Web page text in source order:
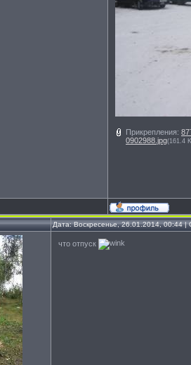
Прикрепления:
0902988.jpg(161.4
Дата: Воскресенье, 26.01.2014, 00:44
что отпуск